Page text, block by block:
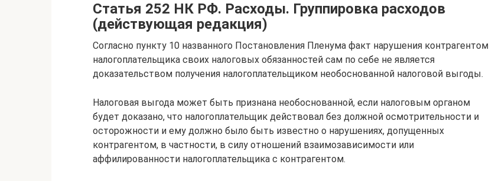
Статья 252 НК РФ. Расходы. Группировка расходов
(действующая редакция)
Согласно пункту 10 названного Постановления Пленума факт нарушения контрагентом
налогоплательщика своих налоговых обязанностей сам по себе не является
доказательством получения налогоплательщиком необоснованной налоговой выгоды.
Налоговая выгода может быть признана необоснованной, если налоговым органом
будет доказано, что налогоплательщик действовал без должной осмотрительности и
осторожности и ему должно было быть известно о нарушениях, допущенных
контрагентом, в частности, в силу отношений взаимозависимости или
аффилированности налогоплательщика с контрагентом.